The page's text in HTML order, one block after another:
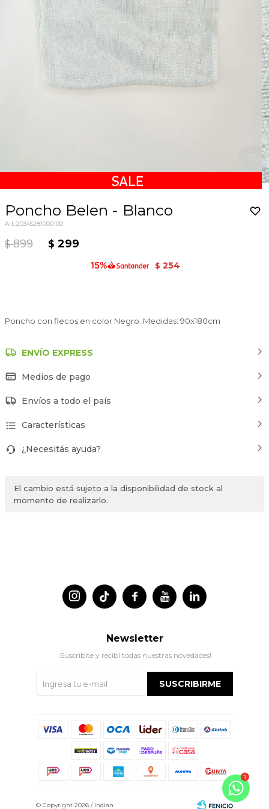
Poncho Belen - Blanco
20345281000100
$ 899 $ 299
$ 254
Poncho con flecos en color Negro. Medidas: 90x180cm
ENVÍO EXPRESS
Medios de pago
Envíos a todo el país
Características
¿Necesitás ayuda?
El cambio está sujeto a la disponibilidad de stock al
momento de realizarlo.
 
 
Newsletter
¡Suscribite y recibí todas nuestras novedades!
SUSCRIBIRME
© Copyright 2026 / Indian